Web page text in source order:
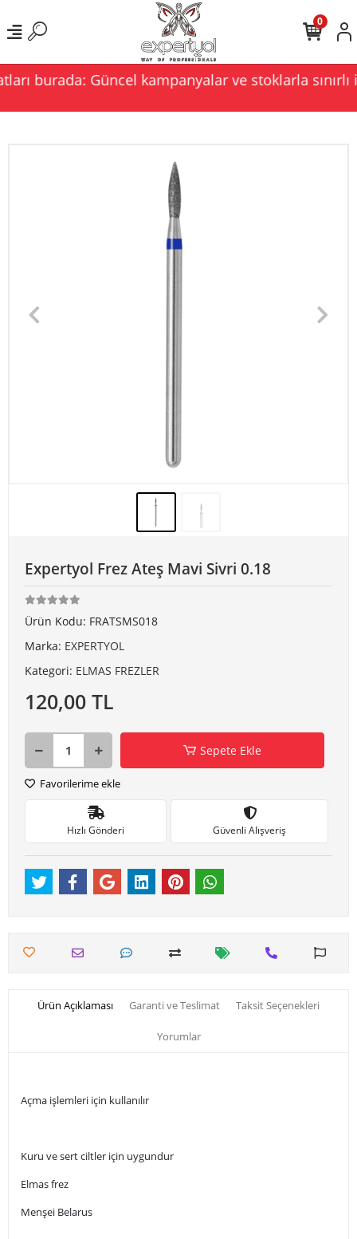
burada: Güncel kampanyalar ve stoklarla
0
Expertyol Frez Ateş Mavi Sivri 0.18
Ürün Kodu: FRATSMS018
Marka: EXPERTYOL
Kategori: ELMAS FREZLER
120,00 TL
Sepete Ekle
Favorilerime ekle
Hızlı Gönderi Güvenli Alışveriş
Ürün Açıklaması Garanti ve Teslimat Taksit Seçenekleri
Yorumlar
Açma işlemleri için kullanılır
Kuru ve sert ciltler için uygundur
Elmas frez
Menşei Belarus